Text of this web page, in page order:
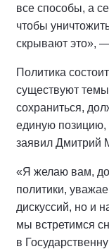
все способы, а
чтобы
скрывают это»,
Политика
существуют
сохраниться,
единую позицию,
заявил Дмитрий
«Я желаю вам,
политики,
дискуссий, но и
мы встретимся
в